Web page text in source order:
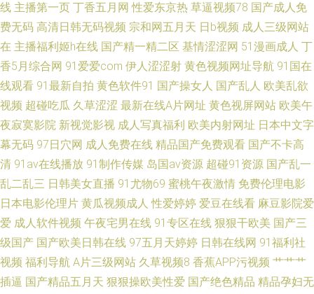
福利10000 国产欧美日韩五月 东方AV在线伊人 91涩涩网 天天干夜夜艹 国产
精品久久禁 91起碰在线观看 三级黄色官网 国产精品在线1 91啦精品视频网
站 韩国伦理肚脐 日韩三级在线播放 东方Va黑人 涩99热热99 福利片一二三
婷婷妞妞基地 日韩A级一级 俺去也官网 伦理片网址 91视频9999 影音先锋
avav最新 亚洲色视频天堂 久久这里只 www99色色 最新影音先锋av网站
线 主播第一页 丁香五月网 性爱东京热 草逼视频78 国产成人免
费无码 高清日韩无码视频 宗和网五月天 日b视频 成人三级网站
在 主播福利姬h在线 国产精一精二区 基情涩涩网 51漫画成人 丁
香5月综合网 91爱爱com 伊人涩涩射 黄色视频网址导航 91国在
线观看 91最新自拍 黄色软件91 国产操女人 国产乱人 欧美乱欲
视频 超碰吃瓜 久草涩涩 最新在线A片网址 黄色视屏网站 欧美午
夜寂寞影院 新视觉影视 成人写真福利 欧美内射网址 日本中文字
幕无码 97日穴网 成人免费在线 精品国产免费观看 国产不卡高
清 91av在线播放 91制作传媒 岛国av资源 超碰91资源 国产乱一
乱二乱三 日韩美女直播 91尤物69 蜜桃午夜激情 免费伦理电影
日本电影伦理片 黄瓜视频成人 性爱婷婷 爱豆在线看 麻豆影院爱
爱 成人软件视频 午夜宅男在线 91专区在线 狠狠干欧美 国产三
级国产 国产欧美日韩在线 97五月天婷婷 日韩在线网 91福利社
视频 福利导航 A片三级网站 久草视频8 香蕉APP污视频 艹艹艹
插逼 国产精品五月天 狠狠操欧美性爱 国产绝色精品 精品孕妇无